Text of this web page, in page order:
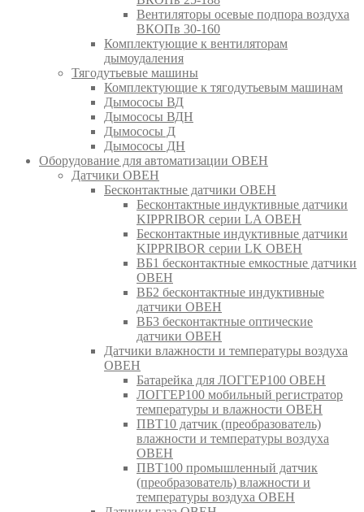
Вентиляторы осевые подпора воздуха
ВКОПв 30-160
Комплектующие к вентиляторам
дымоудаления
Тягодутьевые машины
Комплектующие к тягодутьевым машинам
Дымососы ВД
Дымососы ВДН
Дымососы Д
Дымососы ДН
Оборудование для автоматизации ОВЕН
Датчики ОВЕН
Бесконтактные датчики ОВЕН
Бесконтактные индуктивные датчики
KIPPRIBOR серии LA ОВЕН
Бесконтактные индуктивные датчики
KIPPRIBOR серии LK ОВЕН
ВБ1 бесконтактные емкостные датчики
ОВЕН
ВБ2 бесконтактные индуктивные
датчики ОВЕН
ВБ3 бесконтактные оптические
датчики ОВЕН
Датчики влажности и температуры воздуха
ОВЕН
Батарейка для ЛОГГЕР100 ОВЕН
ЛОГГЕР100 мобильный регистратор
температуры и влажности ОВЕН
ПВТ10 датчик (преобразователь)
влажности и температуры воздуха
ОВЕН
ПВТ100 промышленный датчик
(преобразователь) влажности и
температуры воздуха ОВЕН